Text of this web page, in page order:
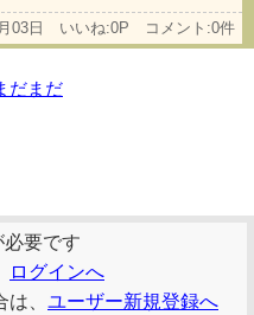
03日 いいね:0P コメント:0件
だまだ
要です
ログインへ
、 ユーザー新規登録へ